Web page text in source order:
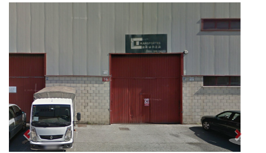
Previous Next